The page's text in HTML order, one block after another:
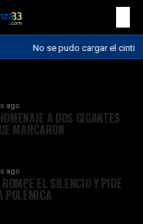
No se pudo cargar el
ago
A DOS GIGANTES
MARCARON
ago
EL SILENCIO Y PIDE
POLÉMICA